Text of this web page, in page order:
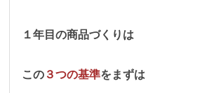
１年目の商品づくりは
この ３つの基準をまずは